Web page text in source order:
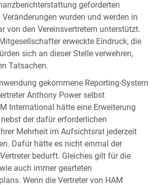
geforderten
wurden und werden in
von den Vereinsvertretern unterstützt.
erweckte Eindruck, die
sich an dieser Stelle verwehren,
Tatsachen.
gekommene Reporting-System
Anthony Power selbst
International hätte eine Erweiterung
der dafür erforderlichen
Mehrheit im Aufsichtsrat jederzeit
Dafür hätte es nicht einmal der
bedurft. Gleiches gilt für die
auch immer gearteten
Wenn die Vertreter von HAM